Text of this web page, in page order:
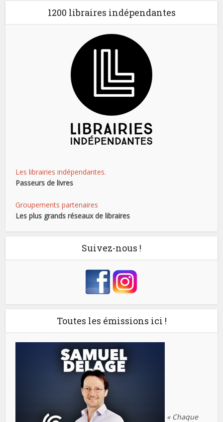
1200 libraires indépendantes
Les librairies indépendantes.
Passeurs de livres
Groupements partenaires
Les plus grands réseaux de libraires
Suivez-nous !
Toutes les émissions ici !
« Chaque